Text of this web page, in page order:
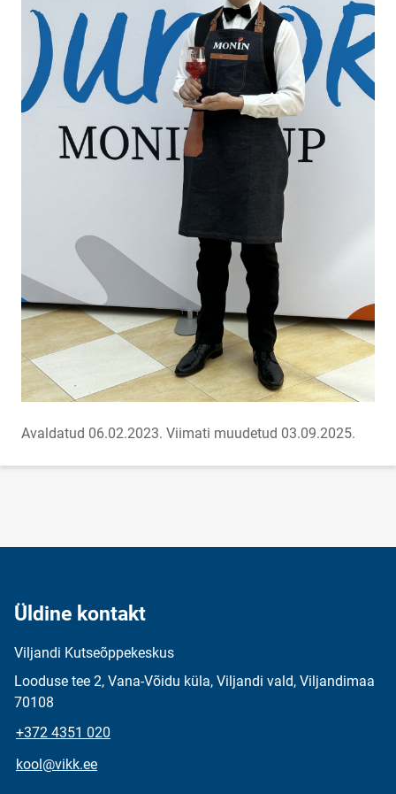
Avaldatud 06.02.2023. Viimati muudetud 03.09.2025.
Üldine kontakt
Viljandi Kutseõppekeskus
Looduse tee 2, Vana-Võidu küla, Viljandi vald, Viljandimaa
70108
+372 4351 020
kool@vikk.ee